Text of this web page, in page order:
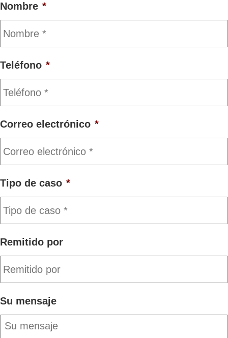
Nombre *
Teléfono *
Correo electrónico *
Tipo de caso *
Remitido por
Su mensaje